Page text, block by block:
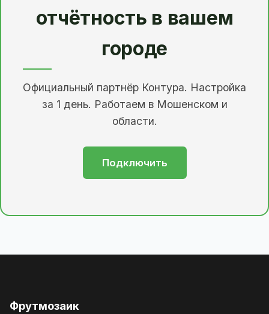
отчётность в вашем
городе
Официальный партнёр Контура. Настройка
за 1 день. Работаем в Мошенском и
области.
Подключить
Фрутмозаик